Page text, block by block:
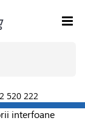
520 222
interfoane